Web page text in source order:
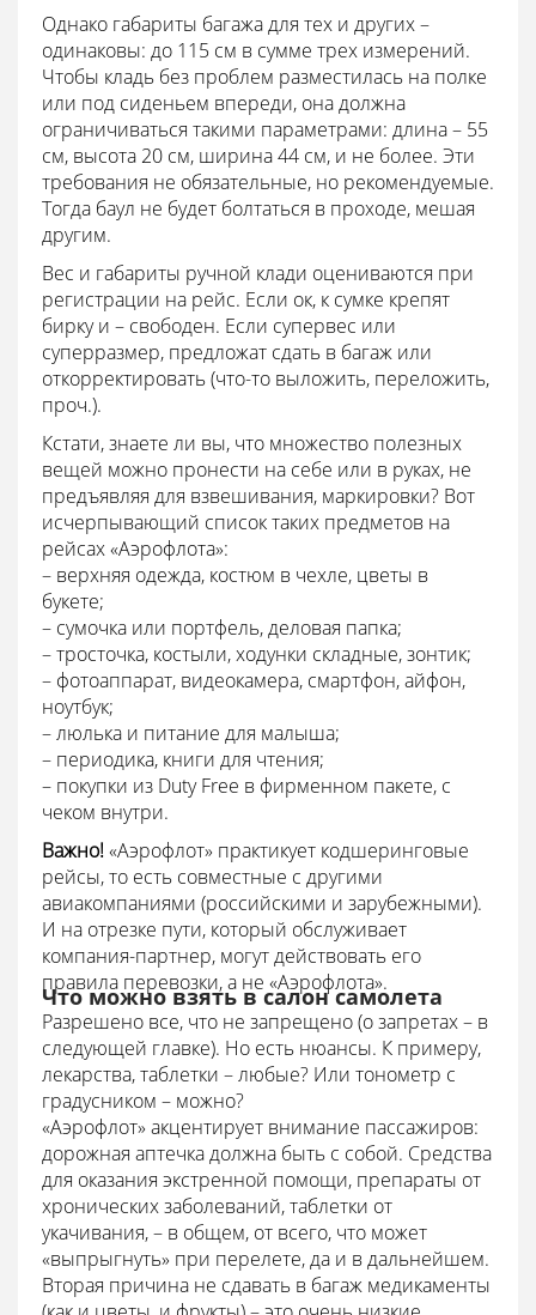
Однако габариты багажа для тех и других –
одинаковы: до 115 см в сумме трех измерений.
Чтобы кладь без проблем разместилась на полке
или под сиденьем впереди, она должна
ограничиваться такими параметрами: длина – 55
см, высота 20 см, ширина 44 см, и не более. Эти
требования не обязательные, но рекомендуемые.
Тогда баул не будет болтаться в проходе, мешая
другим.
Вес и габариты ручной клади оцениваются при
регистрации на рейс. Если ок, к сумке крепят
бирку и – свободен. Если супервес или
суперразмер, предложат сдать в багаж или
откорректировать (что-то выложить, переложить,
проч.).
Кстати, знаете ли вы, что множество полезных
вещей можно пронести на себе или в руках, не
предъявляя для взвешивания, маркировки? Вот
исчерпывающий список таких предметов на
рейсах «Аэрофлота»:
– верхняя одежда, костюм в чехле, цветы в
букете;
– сумочка или портфель, деловая папка;
– тросточка, костыли, ходунки складные, зонтик;
– фотоаппарат, видеокамера, смартфон, айфон,
ноутбук;
– люлька и питание для малыша;
– периодика, книги для чтения;
– покупки из Duty Free в фирменном пакете, с
чеком внутри.
Важно!«Аэрофлот» практикует кодшеринговые
рейсы, то есть совместные с другими
авиакомпаниями (российскими и зарубежными).
И на отрезке пути, который обслуживает
компания-партнер, могут действовать его
правила перевозки, а не «Аэрофлота».
Что можно взять в салон самолета
Разрешено все, что не запрещено (о запретах – в
следующей главке). Но есть нюансы. К примеру,
лекарства, таблетки – любые? Или тонометр с
градусником – можно?
«Аэрофлот» акцентирует внимание пассажиров:
дорожная аптечка должна быть с собой. Средства
для оказания экстренной помощи, препараты от
хронических заболеваний, таблетки от
укачивания, – в общем, от всего, что может
«выпрыгнуть» при перелете, да и в дальнейшем.
Вторая причина не сдавать в багаж медикаменты